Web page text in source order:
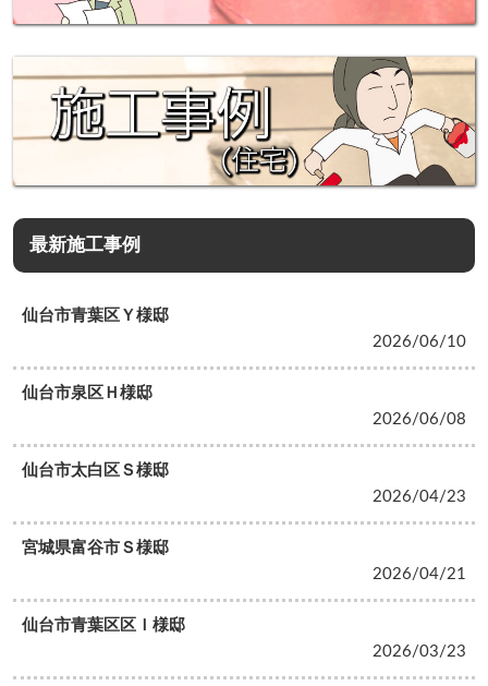
最新施工事例
仙台市青葉区Ｙ様邸
2026/06/10
仙台市泉区Ｈ様邸
2026/06/08
仙台市太白区Ｓ様邸
2026/04/23
宮城県富谷市Ｓ様邸
2026/04/21
仙台市青葉区区Ｉ様邸
2026/03/23